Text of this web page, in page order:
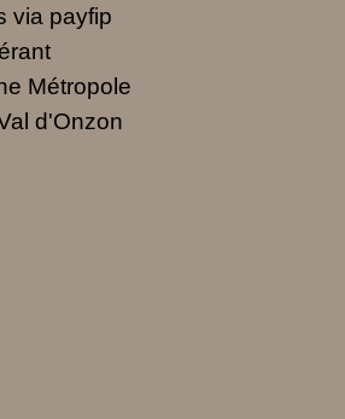
via payfip
Métropole
d'Onzon